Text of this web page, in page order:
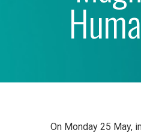
On Monday 25 May,